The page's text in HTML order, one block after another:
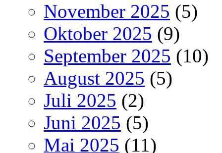
November 2025 (5)
Oktober 2025 (9)
September 2025 (10)
August 2025 (5)
Juli 2025 (2)
Juni 2025 (5)
Mai 2025 (11)